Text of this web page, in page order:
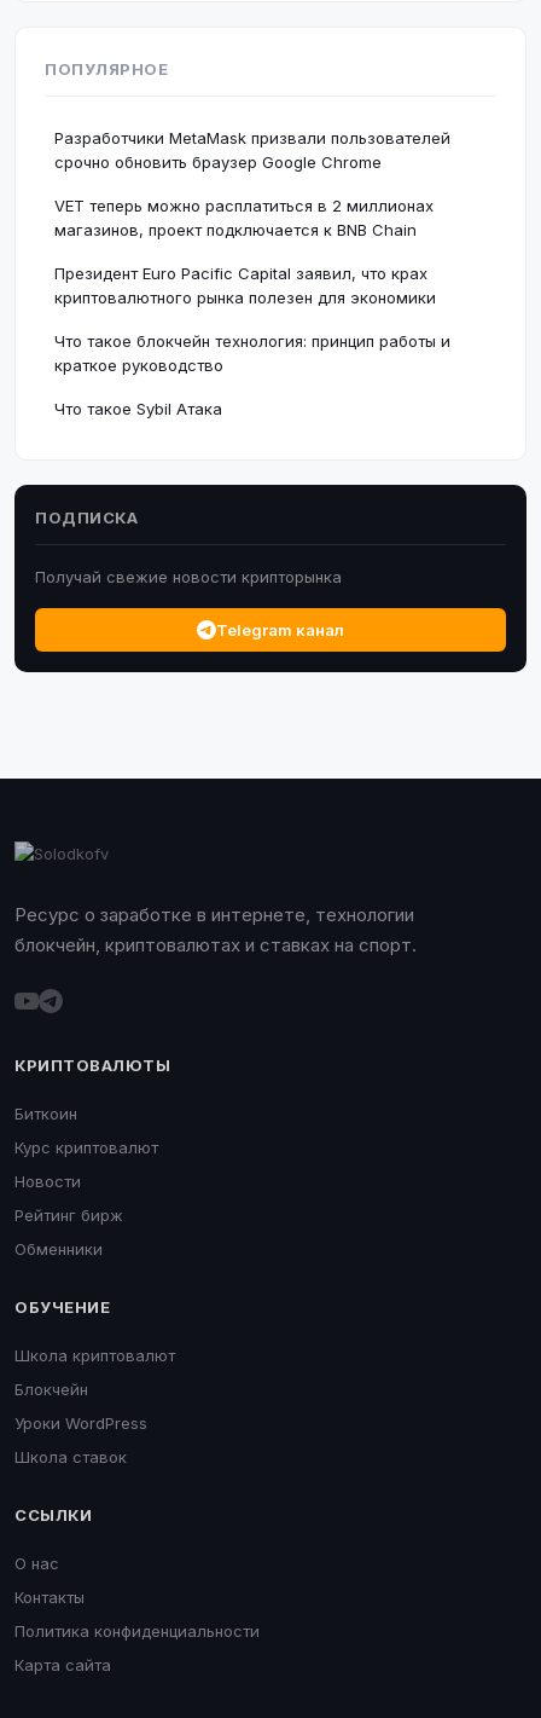
ПОПУЛЯРНОЕ
Разработчики MetaMask призвали пользователей
срочно обновить браузер Google Chrome
VET теперь можно расплатиться в 2 миллионах
магазинов, проект подключается к BNB Chain
Президент Euro Pacific Capital заявил, что крах
криптовалютного рынка полезен для экономики
Что такое блокчейн технология: принцип работы и
краткое руководство
Что такое Sybil Атака
ПОДПИСКА
Получай свежие новости крипторынка
Telegram канал
Ресурс о заработке в интернете, технологии
блокчейн, криптовалютах и ставках на спорт.
КРИПТОВАЛЮТЫ
Биткоин
Курс криптовалют
Новости
Рейтинг бирж
Обменники
ОБУЧЕНИЕ
Школа криптовалют
Блокчейн
Уроки WordPress
Школа ставок
ССЫЛКИ
О нас
Контакты
Политика конфиденциальности
Карта сайта